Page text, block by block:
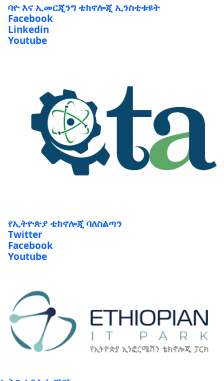
ባዮ እና ኢመርጂንግ ቴክኖሎጂ ኢንስቲቱዩት
Facebook
Linkedin
Youtube
የኢትዮጵያ ቴክኖሎጂ ባለስልጣን
Twitter
Facebook
Youtube